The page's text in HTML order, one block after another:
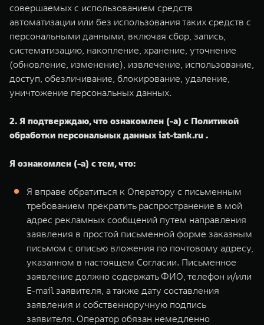
совершаемых с использованием средств
автоматизации или без использования таких средств с
персональными данными, включая сбор, запись,
систематизацию, накопление, хранение, уточнение
(обновление, изменение), извлечение, использование,
доступ, обезличивание, блокирование, удаление,
уничтожение персональных данных.
2. Я подтверждаю, что ознакомлен (-а) с Политикой
обработки персональных данных iat-tank.ru .
Я ознакомлен (-а) с тем, что:
Я вправе обратиться к Оператору с письменным
требованием прекратить распространение в мой
адрес рекламных сообщений путем направления
заявления в простой письменной форме заказным
письмом с описью вложения по почтовому адресу,
указанном в настоящем Согласии. Письменное
заявление должно содержать ФИО, телефон и/или
E-mail заявителя, а также дату составления
заявления и собственноручную подпись
заявителя. Оператор обязан немедленно